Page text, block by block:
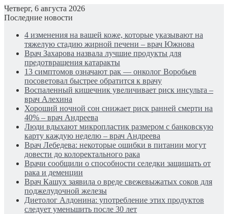
Четверг, 6 августа 2026
Последние новости
4 изменения на вашей коже, которые указывают на
тяжелую стадию жирной печени – врач Южнова
Врач Захарова назвала лучшие продукты для
предотвращения катаракты
13 симптомов означают рак — онколог Воробьев
посоветовал быстрее обратится к врачу
Воспаленный кишечник увеличивает риск инсульта –
врач Алехина
Хороший ночной сон снижает риск ранней смерти на
40% – врач Андреева
Люди вдыхают микропластик размером с банковскую
карту каждую неделю – врач Андреева
Врач Лебедева: некоторые ошибки в питании могут
довести до колоректального рака
Врачи сообщили о способности селедки защищать от
рака и деменции
Врач Кашух заявила о вреде свежевыжатых соков для
поджелудочной железы
Диетолог Алдонина: употребление этих продуктов
следует уменьшить после 30 лет